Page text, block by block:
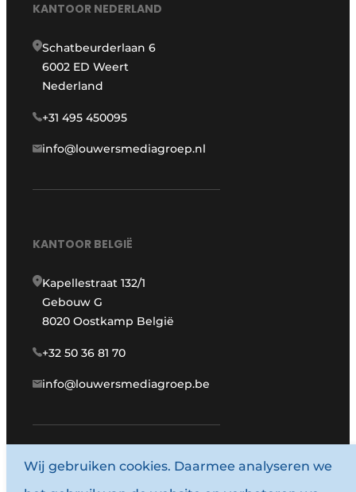
KANTOOR NEDERLAND
Schatbeurderlaan 6
6002 ED Weert
Nederland
+31 495 450095
info@louwersmediagroep.nl
KANTOOR BELGIË
Kapellestraat 132/1
Gebouw G
8020 Oostkamp België
+32 50 36 81 70
info@louwersmediagroep.be
www.louwersmediagroep.com
Wij gebruiken cookies. Daarmee analyseren we